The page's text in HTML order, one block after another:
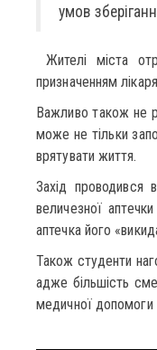
умов
Жителі міста
призначенням
Важливо також не
може не тільки
врятувати життя.
Захід проводився
величезної
аптечка його
Також студенти
адже більшість
медичної допомоги